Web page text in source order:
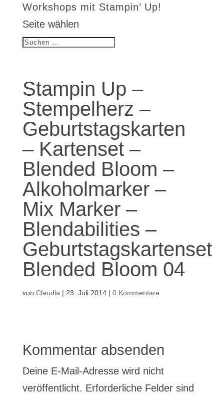
Workshops mit Stampin’ Up!
Seite wählen
Stampin Up –
Stempelherz –
Geburtstagskarten
– Kartenset –
Blended Bloom –
Alkoholmarker –
Mix Marker –
Blendabilities –
Geburtstagskartenset
Blended Bloom 04
von Claudia | 23. Juli 2014| 0 Kommentare
Kommentar absenden
Deine E-Mail-Adresse wird nicht
veröffentlicht. Erforderliche Felder sind